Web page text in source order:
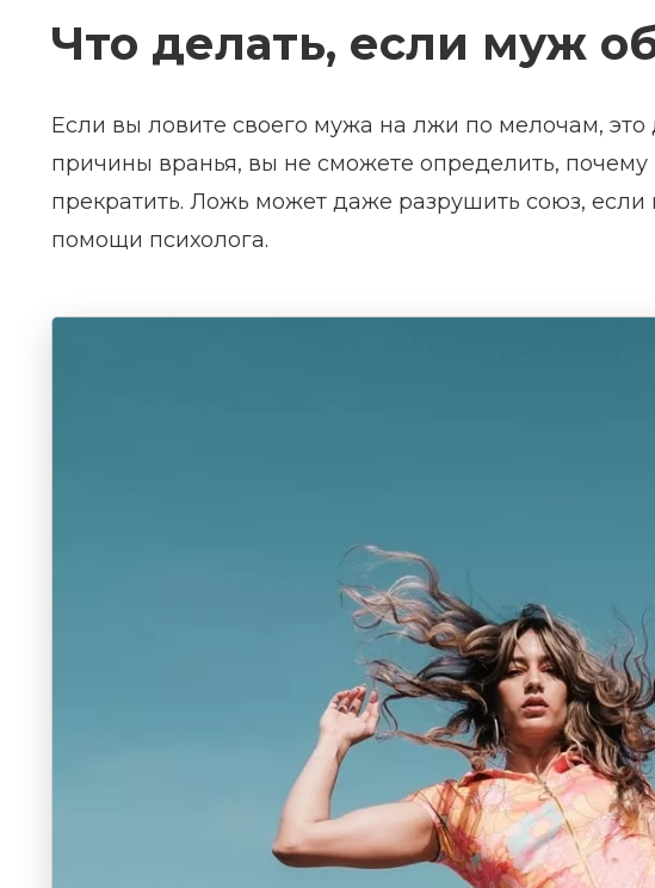
Что делать, если муж
Если вы ловите своего мужа на лжи по мелочам,
причины вранья, вы не сможете определить,
прекратить. Ложь может даже разрушить союз,
помощи психолога.